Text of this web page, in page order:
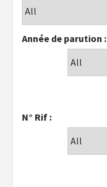
Année de parution :
N° Rif :